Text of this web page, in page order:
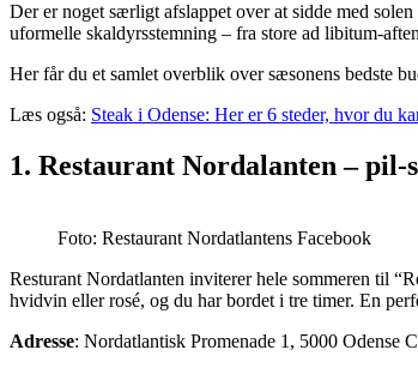
Der er noget særligt afslappet over at sidde med
uformelle skaldyrsstemning – fra store ad
Her får du et samlet overblik over sæsonens bedste
Læs også: Steak i Odense: Her er 6 steder, hvor du
1. Restaurant Nordalanten –
Foto: Restaurant Nordatlantens Facebook
Resturant Nordatlanten inviterer hele sommeren til
hvidvin eller rosé, og du har bordet i tre timer. En
Adresse: Nordatlantisk Promenade 1, 5000 Odense C